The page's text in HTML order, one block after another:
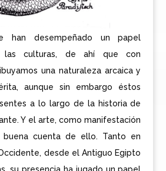
han desempeñado un papel
las culturas, de ahí que con
una naturaleza arcaica y
aunque sin embargo éstos
a lo largo de la historia de
Y el arte, como manifestación
buena cuenta de ello. Tanto en
desde el Antiguo Egipto